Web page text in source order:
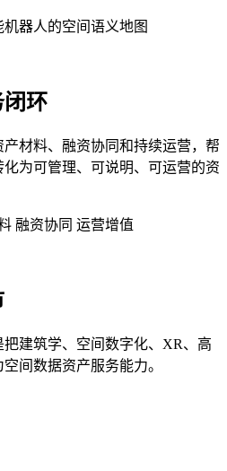
环
材料、融资协同和持续运营，帮
为可管理、可说明、可运营的资
融资协同 运营增值
建筑学、空间数字化、XR、高
间数据资产服务能力。